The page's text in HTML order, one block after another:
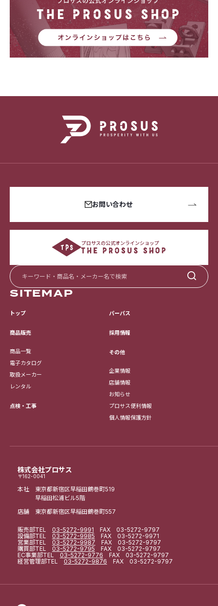
株式会社プロサス
〒162-0041
本社 東京都新宿区早稲田鶴巻町519
早稲田松浦ビル5階
店舗 東京都新宿区早稲田鶴巻町557
販売部TEL 03-5272-9991 FAX 03-5272-9797
設備部TEL 03-5272-9985 FAX 03-5272-9971
営業部TEL 03-5272-9987 FAX 03-5272-9797
購買部TEL 03-5272-9795 FAX 03-5272-9797
EC事業部TEL 03-5272-9776 FAX 03-5272-9797
経営管理部TEL 03-5272-9876 FAX 03-5272-9797
お問い合わせ
プロサスの公式オンラインショップ
SITEMAP
トップ
商品販売
商品一覧
電子カタログ
取扱メーカー
レンタル
点検・工事
パーパス
採用情報
その他
企業情報
店舗情報
お知らせ
プロサス便利情報
個人情報保護方針